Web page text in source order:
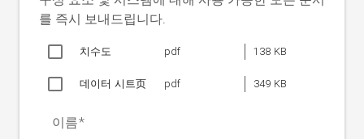
주변온도
해상도
선형도
주사속도
를 즉시 보내드립니다.
치수도 pdf 138 KB
데이터 시트页 pdf 349 KB
이름